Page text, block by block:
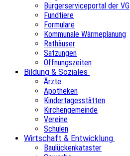
Bürgerserviceportal der VG
Fundtiere
Formulare
Kommunale Wärmeplanung
Rathäuser
Satzungen
Öffnungszeiten
Bildung & Soziales
Ärzte
Apotheken
Kindertagesstätten
Kirchengemeinde
Vereine
Schulen
Wirtschaft & Entwicklung
Baulückenkataster